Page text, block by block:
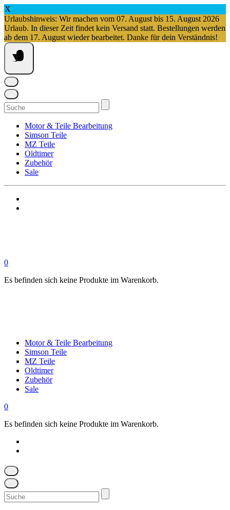
X
Urlaubshinweis: Wir machen vom 07. August bis 15. August 2026
Urlaub. In dieser Zeit findet kein Versand statt. Bestellungen werden
ab dem 17. August wieder bearbeitet. Danke für dein Verständnis!
Springe
zum
Inhalt
Suchen
nach:
Motor & Teile Bearbeitung
Simson Teile
MZ Teile
Oldtimer
Zubehör
Sale
0
Es befinden sich keine Produkte im Warenkorb.
Motor & Teile Bearbeitung
Simson Teile
MZ Teile
Oldtimer
Zubehör
Sale
0
Es befinden sich keine Produkte im Warenkorb.
Suchen
nach: